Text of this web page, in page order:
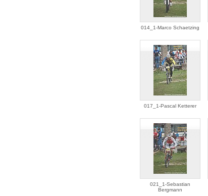
014_1-Marco Schaetzing
017_1-Pascal Ketterer
021_1-Sebastian
Bergmann